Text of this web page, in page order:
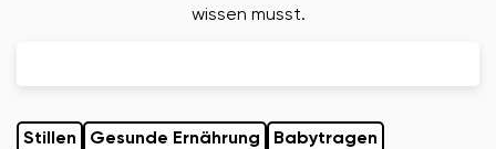
wissen musst.
Stillen Gesunde Ernährung
Babytragen